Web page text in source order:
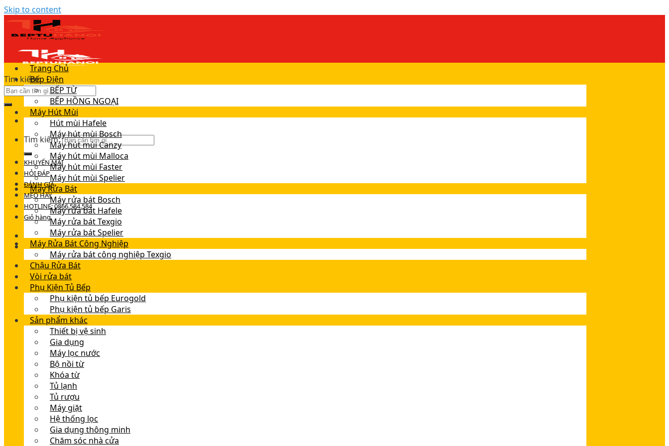
Skip to content
Tìm kiếm:
Tìm kiếm:
KHUYẾN MÃI
HỎI ĐÁP
ĐÁNH GIÁ
MẸO HAY
HOTLINE: 0866.584.584
Giỏ hàng
Trang Chủ
Bếp Điện
BẾP TỪ
BẾP HỒNG NGOẠI
Máy Hút Mùi
Hút mùi Hafele
Máy hút mùi Bosch
Máy hút mùi Canzy
Máy hút mùi Malloca
Máy hút mùi Faster
Máy hút mùi Spelier
Máy Rửa Bát
Máy rửa bát Bosch
Máy rửa bát Hafele
Máy rửa bát Texgio
Máy rửa bát Spelier
Máy Rửa Bát Công Nghiệp
Máy rửa bát công nghiệp Texgio
Chậu Rửa Bát
Vòi rửa bát
Phụ Kiện Tủ Bếp
Phụ kiện tủ bếp Eurogold
Phụ kiện tủ bếp Garis
Sản phẩm khác
Thiết bị vệ sinh
Gia dụng
Máy lọc nước
Bộ nồi từ
Khóa từ
Tủ lạnh
Tủ rượu
Máy giặt
Hệ thống lọc
Gia dụng thông minh
Chăm sóc nhà cửa